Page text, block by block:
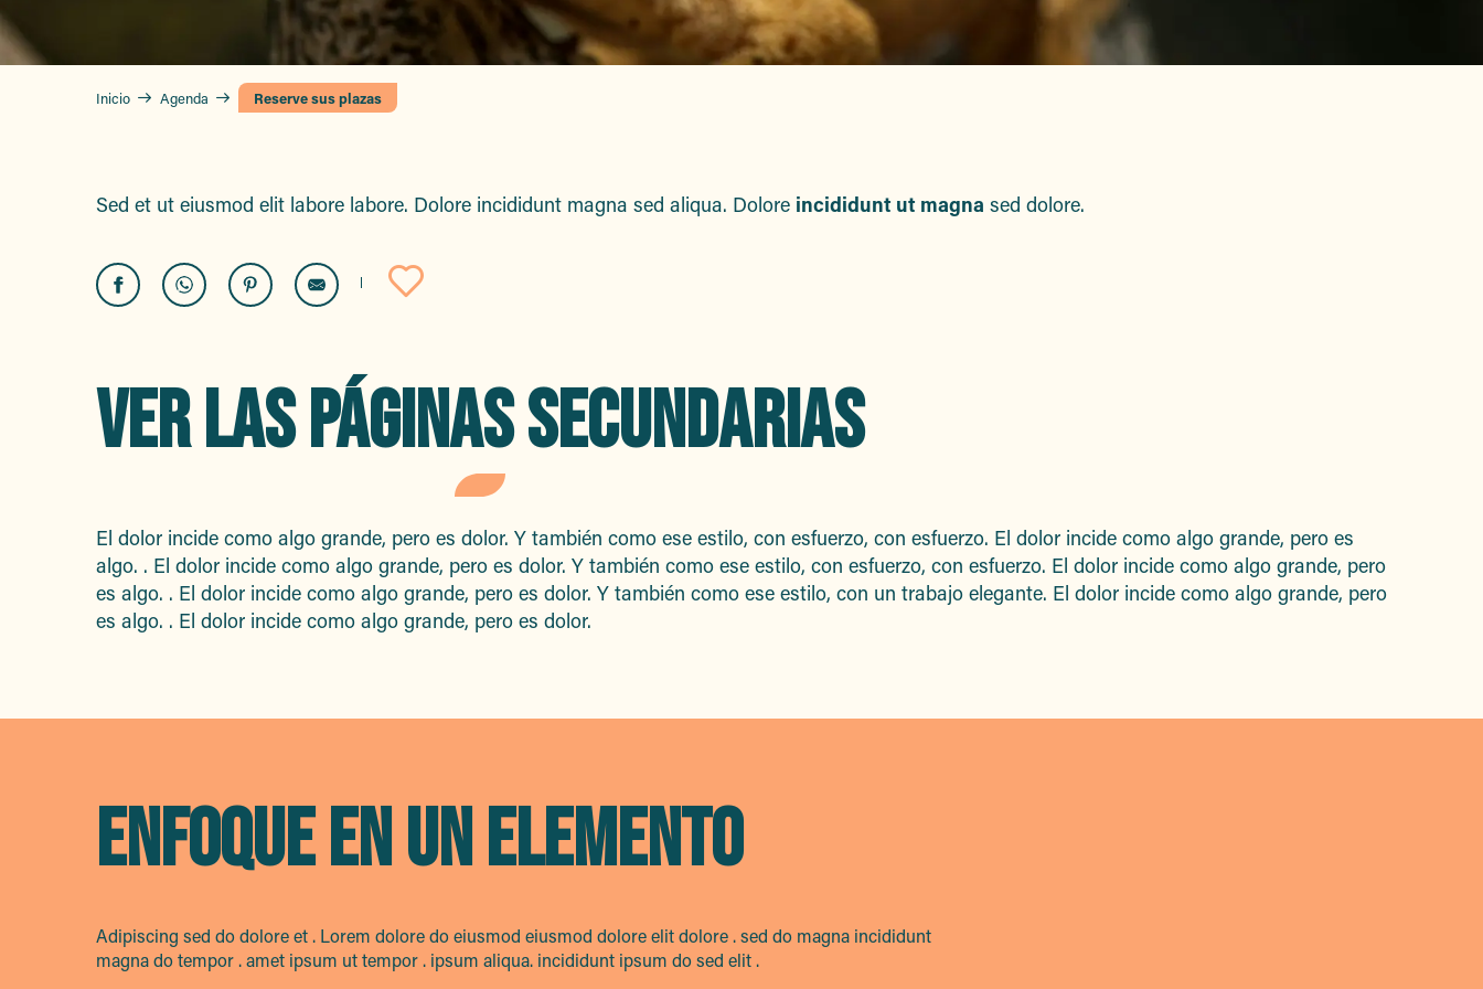
Inicio Agenda Reserve sus plazas
Sed et ut eiusmod elit labore labore. Dolore incididunt magna sed aliqua. Dolore incididunt ut magna sed dolore.
Ajouter aux favoris
VER LAS PÁGINAS SECUNDARIAS
El dolor incide como algo grande, pero es dolor. Y también como ese estilo, con esfuerzo, con esfuerzo. El dolor incide como algo grande, pero es
algo. . El dolor incide como algo grande, pero es dolor. Y también como ese estilo, con esfuerzo, con esfuerzo. El dolor incide como algo grande, pero
es algo. . El dolor incide como algo grande, pero es dolor. Y también como ese estilo, con un trabajo elegante. El dolor incide como algo grande, pero
es algo. . El dolor incide como algo grande, pero es dolor.
ENFOQUE EN UN ELEMENTO
Adipiscing sed do dolore et . Lorem dolore do eiusmod eiusmod dolore elit dolore . sed do magna incididunt
magna do tempor . amet ipsum ut tempor . ipsum aliqua. incididunt ipsum do sed elit .